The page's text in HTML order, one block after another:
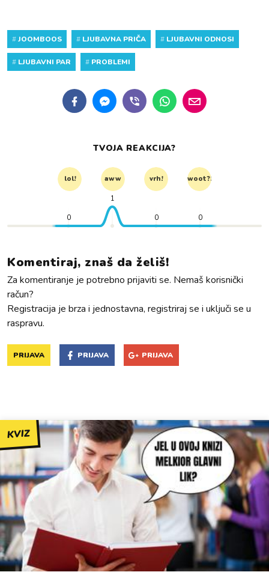
#JOOMBOOS # LJUBAVNA PRIČA # LJUBAVNI ODNOSI
# LJUBAVNI PAR # PROBLEMI
TVOJA REAKCIJA?
lol! aww vrh! woot?!
0
1
0 0
Komentiraj, znaš da želiš!
Za komentiranje je potrebno prijaviti se. Nemaš korisnički
račun?
Registracija je brza i jednostavna, registriraj se i uključi se u
raspravu.
PRIJAVA PRIJAVA PRIJAVA
KVIZ